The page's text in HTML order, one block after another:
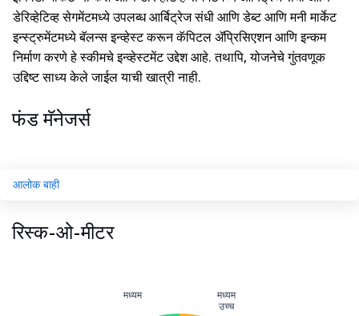
डेरिव्हेटिव्ह सेगमेंटमध्ये उपलब्ध आर्बिट्रेज संधी आणि डेब्ट आणि मनी मार्केट
इन्स्ट्रुमेंटमध्ये बॅलन्स इन्व्हेस्ट करून कॅपिटल ॲप्रिसिएशन आणि इन्कम
निर्माण करणे हे स्कीमचे इन्व्हेस्टमेंट उद्देश आहे. तथापि, योजनेचे गुंतवणूक
उद्दिष्ट साध्य केले जाईल याची खात्री नाही.
फंड मॅनेजर्स
आलोक बाही
रिस्क-ओ-मीटर
मध्यम
मध्यम
उच्च